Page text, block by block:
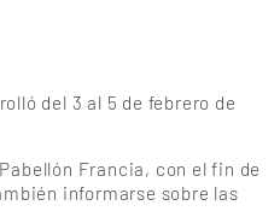
del 3 al 5 de febrero de
Francia, con el fin de
informarse sobre las